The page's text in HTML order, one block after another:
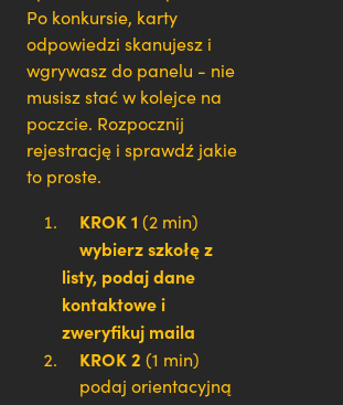
Po konkursie, karty
odpowiedzi skanujesz i
wgrywasz do panelu - nie
musisz stać w kolejce na
poczcie. Rozpocznij
rejestrację i sprawdź jakie
to proste.
KROK 1 (2 min)
wybierz szkołę z
listy, podaj dane
kontaktowe i
zweryfikuj maila
KROK 2 (1 min)
podaj orientacyjną